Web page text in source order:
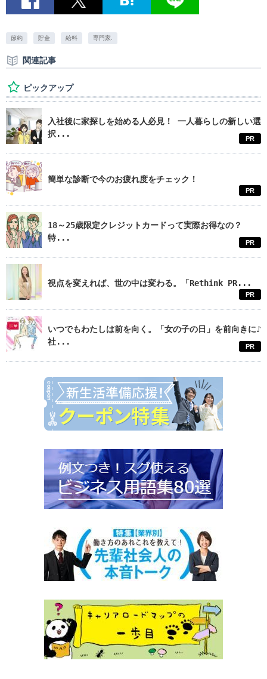
節約 貯金 給料 専門家.
関連記事
ピックアップ
入社後に家探しを始める人必見！ 一人暮らしの新しい選
択...
PR
簡単な診断で今のお疲れ度をチェック！
PR
18～25歳限定クレジットカードって実際お得なの？
特...
PR
視点を変えれば、世の中は変わる。「Rethink PR...
PR
いつでもわたしは前を向く。「女の子の日」を前向きに♪
社...
PR